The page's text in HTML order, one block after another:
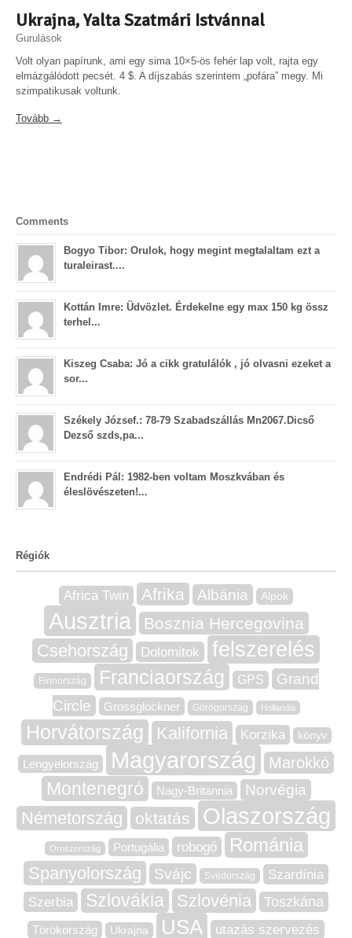
Ukrajna, Yalta Szatmári Istvánnal
Gurulások
Volt olyan papírunk, ami egy sima 10×5-ös fehér lap volt, rajta egy
elmázgálódott pecsét. 4 $. A díjszabás szerintem „pofára” megy. Mi
szimpatikusak voltunk.
Tovább →
Comments
Bogyo Tibor: Orulok, hogy megint megtalaltam ezt a
turaleirast....
Kottán Imre: Üdvözlet. Érdekelne egy max 150 kg össz
terhel...
Kiszeg Csaba: Jó a cikk gratulálók , jó olvasni ezeket a
sor...
Székely József.: 78-79 Szabadszállás Mn2067.Dicső
Dezső szds,pa...
Endrédi Pál: 1982-ben voltam Moszkvában és
éleslövészeten!...
Régiók
Africa Twin Afrika Albánia Alpok
Ausztria Bosznia Hercegovina
Csehország Dolomitok felszerelés
Finnország Franciaország GPS
Grand
Circle
Grossglockner Görögország Hollandia
Horvátország Kalifornia Korzika könyv
Lengyelország Magyarország Marokkó
Montenegró Nagy-Britannia Norvégia
Németország oktatás Olaszország
Oroszország Portugália robogó Románia
Spanyolország Svájc Svédország
Szardínia
Szerbia
Szlovákia Szlovénia Toszkána
Törökország Ukrajna USA utazás szervezés